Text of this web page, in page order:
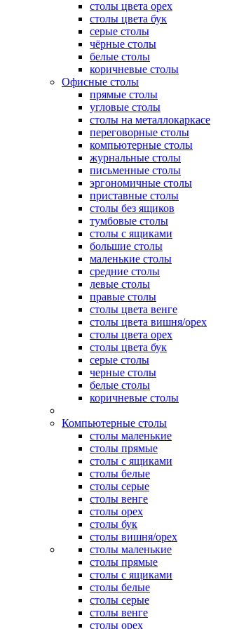
столы цвета орех
столы цвета бук
серые столы
чёрные столы
белые столы
коричневые столы
Офисные столы
прямые столы
угловые столы
столы на металлокаркасе
переговорные столы
компьютерные столы
журнальные столы
письменные столы
эргономичные столы
приставные столы
столы без ящиков
тумбовые столы
столы с ящиками
большие столы
маленькие столы
средние столы
левые столы
правые столы
столы цвета венге
столы цвета вишня/орех
столы цвета орех
столы цвета бук
серые столы
черные столы
белые столы
коричневые столы
Компьютерные столы
столы маленькие
столы прямые
столы с ящиками
столы белые
столы серые
столы венге
столы орех
столы бук
столы вишня/орех
столы маленькие
столы прямые
столы с ящиками
столы белые
столы серые
столы венге
столы орех